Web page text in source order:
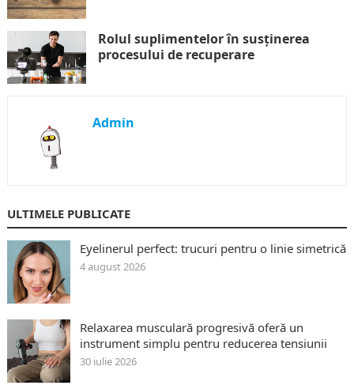
Rolul suplimentelor în susținerea
procesului de recuperare
Admin
ULTIMELE PUBLICATE
Eyelinerul perfect: trucuri pentru o linie simetrică
4 august 2026
Relaxarea musculară progresivă oferă un
instrument simplu pentru reducerea tensiunii
30 iulie 2026